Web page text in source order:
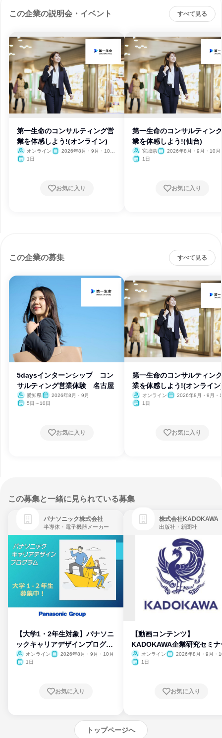
この企業の説明会・イベント すべて見る
第一生命のコンサルティング営
業を体感しよう!(オンライン)
オンライン
2026年8月・9月・10
1日
お気に入り
第一生命のコンサルティン
業を体感しよう!(仙台)
宮城県
2026年8月・9月・10月
1日
お気に入り
この企業の募集 すべて見る
5daysインターンシップ コン
サルティング営業体験 名古屋
愛知県
2026年8月・9月
5日～10日
お気に入り
第一生命のコンサルティン
業を体感しよう!(オンライン
オンライン
2026年8月・9月・
1日
お気に入り
この募集と一緒に見られている募集
パナソニック株式会社
半導体・電子機器メーカー
【大学1・2年生対象】パナソニ
ックキャリアデザインプログラ
ム
オンライン
2026年8月・9月・10月
1日
お気に入り
株式会社KADOKAWA
出版社・新聞社
【動画コンテンツ】
KADOKAWA企業研究セミナ
オンライン
2026年8月・9月・
1日
お気に入り
トップページへ